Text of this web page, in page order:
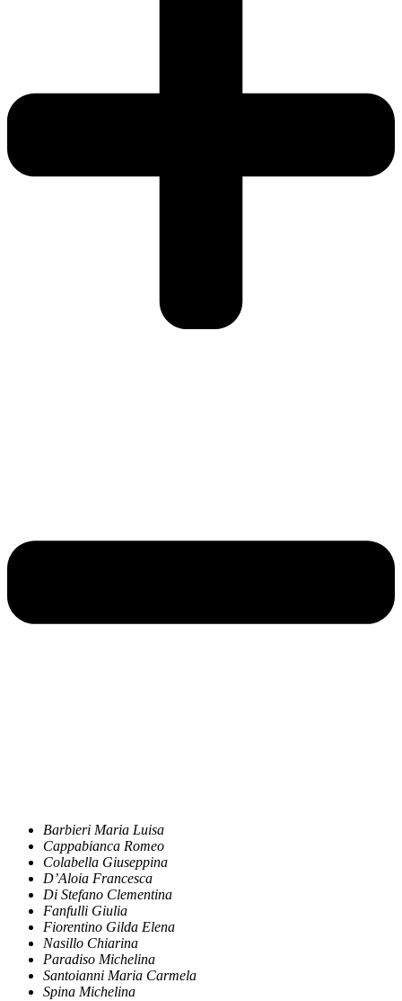
Barbieri Maria Luisa
Cappabianca Romeo
Colabella Giuseppina
D’Aloia Francesca
Di Stefano Clementina
Fanfulli Giulia
Fiorentino Gilda Elena
Nasillo Chiarina
Paradiso Michelina
Santoianni Maria Carmela
Spina Michelina